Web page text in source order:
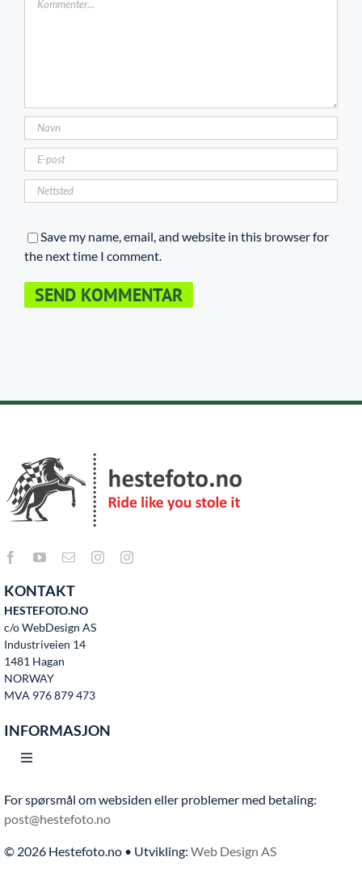
Save my name, email, and website in this browser for
the next time I comment.
KONTAKT
HESTEFOTO.NO
c/o WebDesign AS
Industriveien 14
1481 Hagan
NORWAY
MVA 976 879 473
INFORMASJON
Toggle
Hjem
Bruksvilkår
For spørsmål om websiden eller problemer med betaling:
post@hestefoto.no
© 2026 Hestefoto.no • Utvikling: Web Design AS